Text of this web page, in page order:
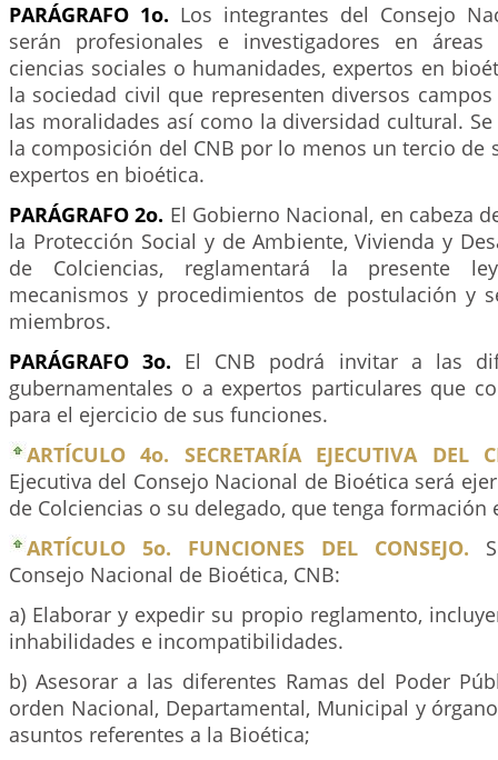
PARÁGRAFO 1o. Los integrantes del Consejo
serán profesionales e investigadores en
ciencias sociales o humanidades, expertos en
la sociedad civil que representen diversos
las moralidades así como la diversidad cultural.
la composición del CNB por lo menos un tercio de
expertos en bioética.
PARÁGRAFO 2o. El Gobierno Nacional, en cabeza
la Protección Social y de Ambiente, Vivienda y
de Colciencias, reglamentará la presente
mecanismos y procedimientos de postulación y
miembros.
PARÁGRAFO 3o. El CNB podrá invitar a las
gubernamentales o a expertos particulares que
para el ejercicio de sus funciones.
ARTÍCULO 4o. SECRETARÍA EJECUTIVA DEL
Ejecutiva del Consejo Nacional de Bioética será
de Colciencias o su delegado, que tenga formación
ARTÍCULO 5o. FUNCIONES DEL CONSEJO.
Consejo Nacional de Bioética, CNB:
a) Elaborar y expedir su propio reglamento,
inhabilidades e incompatibilidades.
b) Asesorar a las diferentes Ramas del Poder
orden Nacional, Departamental, Municipal y
asuntos referentes a la Bioética;